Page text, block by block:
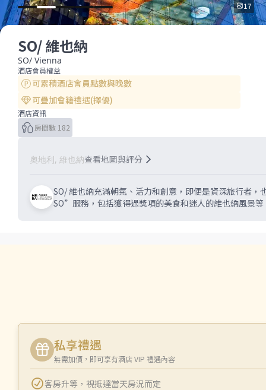
17
SO/ 維也納
SO/ Vienna
酒店會員權益
可累積酒店會員點數與晚數
可疊加會籍禮遇(擇優)
酒店資訊
房間數 182
奧地利, 維也納查看地圖與評分
SO/ 維也納充滿朝氣、活力和創意，即便是資深旅行者
SO”服務，包括獲得過獎項的美食和迷人的維也納風景等
私享禮遇
無需加價，即可享有酒店 VIP 禮遇內容
客房升等 ， 視抵達當天房況而定